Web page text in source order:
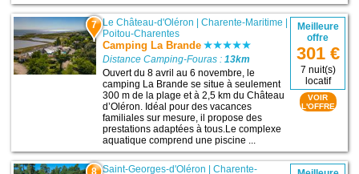
7 Le Château-d'Oléron |Charente-Maritime
Poitou-Charentes
Camping La Brande
Distance Camping-Fouras :13km
Ouvert du 8 avril au 6 novembre, le
camping La Brande se situe à seulement
300 m de la plage et à 2,5 km du Château
d’Oléron. Idéal pour des vacances
familiales sur mesure, il propose des
prestations adaptées à tous.Le complexe
aquatique comprend une piscine ...
Meilleure
offre
301 €
7 nuit(s)
locatif
VOIR
L'OFFRE
8 Saint-Georges-d'Oléron |Charente-